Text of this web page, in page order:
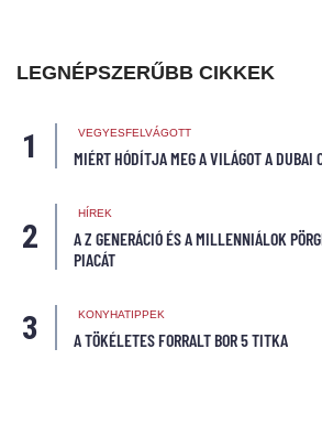
LEGNÉPSZERŰBB CIKKEK
VEGYESFELVÁGOTT
MIÉRT HÓDÍTJA MEG A VILÁGOT A DUBAI
HÍREK
A Z GENERÁCIÓ ÉS A MILLENNIÁLOK
PIACÁT
KONYHATIPPEK
A TÖKÉLETES FORRALT BOR 5 TITKA